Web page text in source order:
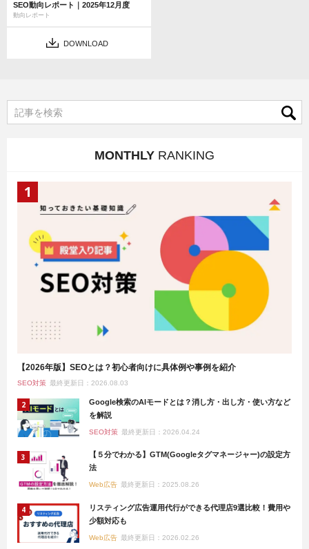
SEO動向レポート｜2025年12月度
動向レポート
DOWNLOAD
MONTHLY RANKING
【2026年版】SEOとは？初心者向けに具体例や事例を紹介
SEO対策 最終更新日：2026.08.03
Google検索のAIモードとは？消し方・出し方・使い方など
を解説
SEO対策 最終更新日：2026.04.24
【５分でわかる】GTM(Googleタグマネージャー)の設定方
法
Web広告 最終更新日：2025.08.26
リスティング広告運用代行ができる代理店9選比較！費用や
少額対応も
Web広告 最終更新日：2026.02.26